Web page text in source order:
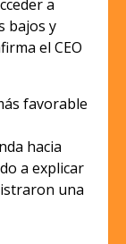
a
bajos y
el CEO
favorable
hacia
a explicar
una